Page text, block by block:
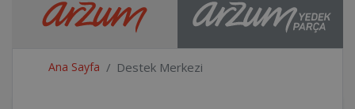
Ana Sayfa Destek Merkezi